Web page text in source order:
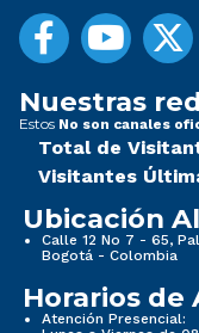
Nuestras
Estos No son canales
Total de
Visitantes
Ubicación
Calle 12 No 7 - 65,
Bogotá - Colombia
Horarios de
Atención Presencial: